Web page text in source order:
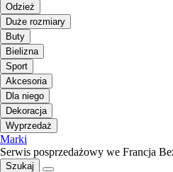
Odzież
Duże rozmiary
Buty
Bielizna
Sport
Akcesoria
Dla niego
Dekoracja
Wyprzedaż
Marki
Serwis posprzedażowy we Francja
Szukaj